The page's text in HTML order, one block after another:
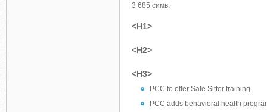
3 685 симв.
<H1>
<H2>
<H3>
PCC to offer Safe Sitter training
PCC adds behavioral health